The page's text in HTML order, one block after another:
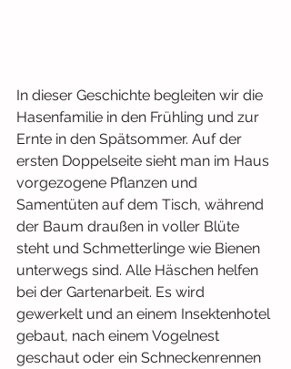
In dieser Geschichte begleiten wir die
Hasenfamilie in den Frühling und zur
Ernte in den Spätsommer. Auf der
ersten Doppelseite sieht man im Haus
vorgezogene Pflanzen und
Samentüten auf dem Tisch, während
der Baum draußen in voller Blüte
steht und Schmetterlinge wie Bienen
unterwegs sind. Alle Häschen helfen
bei der Gartenarbeit. Es wird
gewerkelt und an einem Insektenhotel
gebaut, nach einem Vogelnest
geschaut oder ein Schneckenrennen